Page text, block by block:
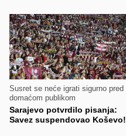
Susret se neće igrati sigurno pred
domaćom publikom
Sarajevo potvrdilo pisanja:
Savez suspendovao Koševo!